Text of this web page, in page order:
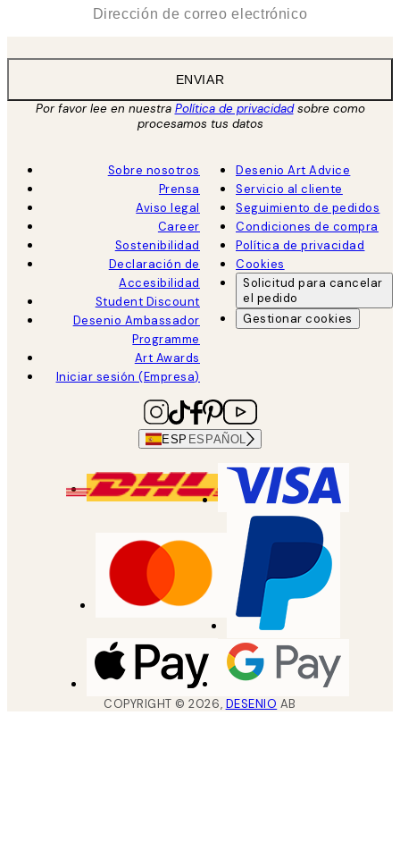
ENVIAR
Por favor lee en nuestra Política de privacidadsobre como
procesamos tus datos
Sobre nosotros
Prensa
Aviso legal
Career
Sostenibilidad
Declaración de
Accesibilidad
Student Discount
Desenio Ambassador
Programme
Art Awards
Iniciar sesión (Empresa)
Desenio Art Advice
Servicio al cliente
Seguimiento de pedidos
Condiciones de compra
Política de privacidad
Cookies
Solicitud para cancelar
el pedido
Gestionar cookies
ESP ESPAÑOL
COPYRIGHT ©2026, DESENIO AB